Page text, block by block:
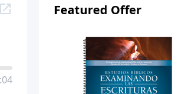
Featured Offer